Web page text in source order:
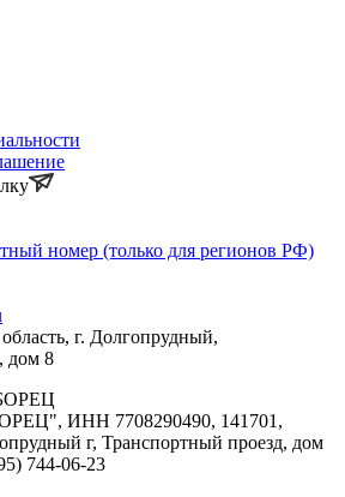
номер (только для регионов РФ)
г. Долгопрудный,
дом 8
ИНН 7708290490, 141701,
г, Транспортный проезд, дом
744-06-23